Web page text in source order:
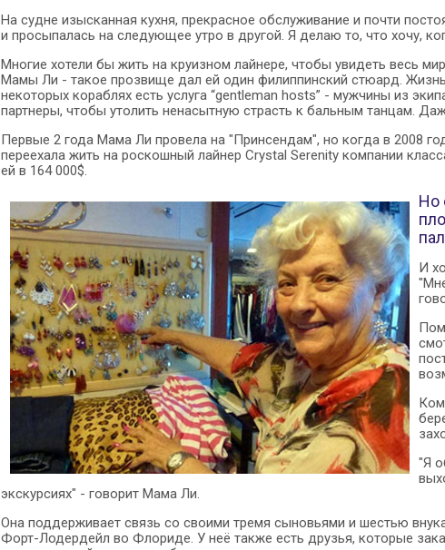
На судне изысканная кухня, прекрасное обслуживание и почти
и просыпалась на следующее утро в другой. Я делаю то, что хочу,
Многие хотели бы жить на круизном лайнере, чтобы увидеть весь
Мамы Ли - такое прозвище дал ей один филиппинский стюард.
некоторых кораблях есть услуга “gentleman hosts” - мужчины из
партнеры, чтобы утолить ненасытную страсть к бальным танцам.
Первые 2 года Мама Ли провела на "Принсендам", но когда в 2008
переехала жить на роскошный лайнер Crystal Serenity компании
ей в 164 000$.
Но
И
"Я
экскурсиях" - говорит Мама Ли.
Она поддерживает связь со своими тремя сыновьями и шестью
Форт-Лодердейл во Флориде. У неё также есть друзья, которые